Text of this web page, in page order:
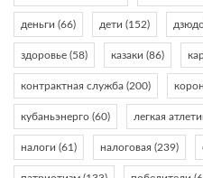
деньги (66) дети (152)
здоровье (58) казаки (86)
контрактная служба (200)
кубаньэнерго (60) легкая
налоги (61) налоговая (239)